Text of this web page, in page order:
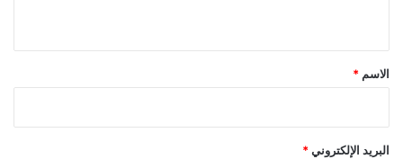
*
الاسم *
البريد الإلكتروني *